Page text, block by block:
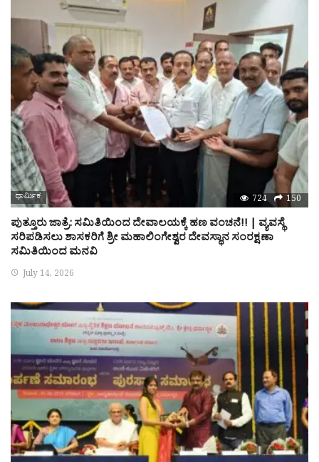
ಧಾರ್ಮಿಕ 724 150
ಪುತ್ತೂರು ಜಾತ್ರೆ: ಸಮಿತಿಯಿಂದ ದೇವಾಲಯಕ್ಕೆ ಹಣ ವಂಚನೆ!! | ವ್ಯವಸ್ಥೆ
ಸರಿಪಡಿಸಲು ಶಾಸಕರಿಗೆ ಶ್ರೀ ಮಹಾಲಿಂಗೇಶ್ವರ ದೇವಸ್ಥಾನ ಸಂರಕ್ಷಣಾ
ಸಮಿತಿಯಿಂದ ಮನವಿ
July 14, 2026